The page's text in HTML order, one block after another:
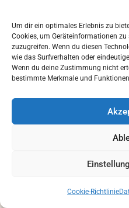
Um dir ein optimales Erlebnis zu
Cookies, um Geräteinformationen
zuzugreifen. Wenn du diesen
wie das Surfverhalten oder
Wenn du deine Zustimmung nicht
bestimmte Merkmale und
Cookie-Richtlinie
FRAGEN &
Häufige
Klare Antworten zu
Bedienung und